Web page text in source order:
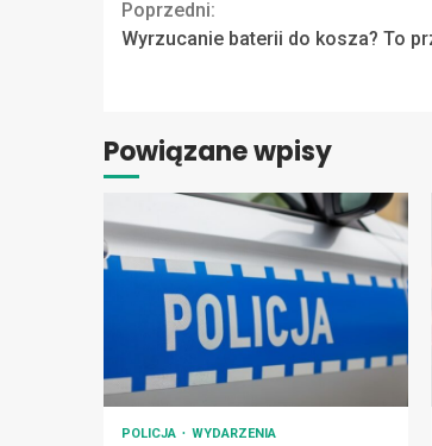
Continue
Reading
Poprzedni:
Wyrzucanie baterii do kosza? To
Powiązane wpisy
POLICJA WYDARZENIA